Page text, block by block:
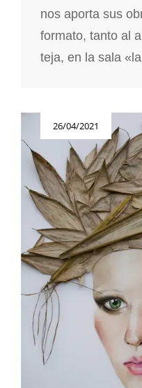
nos aporta sus
formato, tanto al
teja, en la sala
26/04/2021